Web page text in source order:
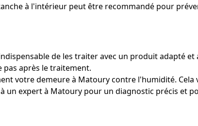
à l'intérieur peut être recommandé pour
de les traiter avec un produit adapté et
pas après le traitement.
votre demeure à Matoury contre l'humidité. Cela
un expert à Matoury pour un diagnostic précis et